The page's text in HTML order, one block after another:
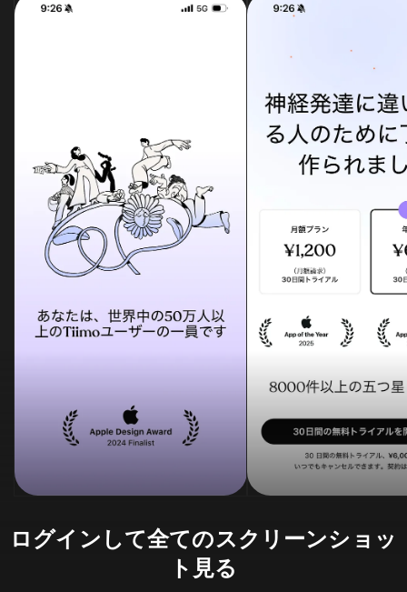
ログインして全てのスクリーンショッ
ト見る